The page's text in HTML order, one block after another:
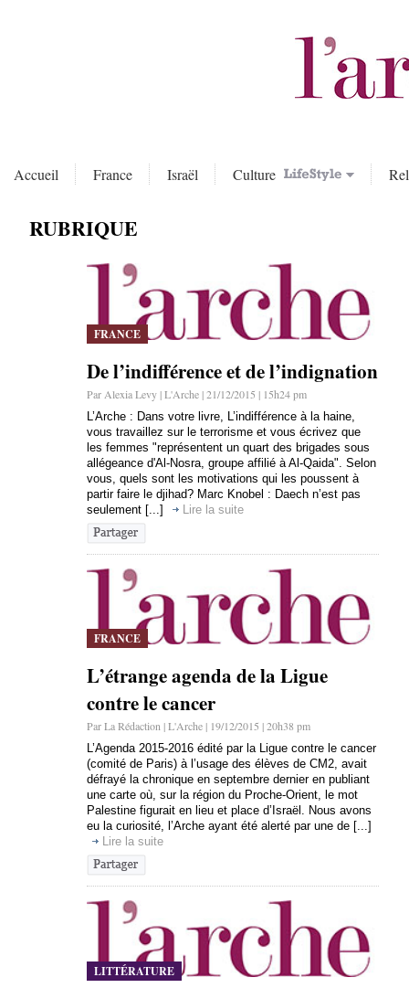
Accueil France Israël Culture
RUBRIQUE
FRANCE
De l’indifférence et de l’indignation
Par Alexia Levy | L'Arche | 21/12/2015 | 15h24 pm
L’Arche : Dans votre livre, L’indifférence à la haine,
vous travaillez sur le terrorisme et vous écrivez que
les femmes "représentent un quart des brigades sous
allégeance d'Al-Nosra, groupe affilié à Al-Qaida". Selon
vous, quels sont les motivations qui les poussent à
partir faire le djihad? Marc Knobel : Daech n’est pas
seulement [...]
Lire la suite
FRANCE
L’étrange agenda de la Ligue
contre le cancer
Par La Rédaction | L'Arche | 19/12/2015 | 20h38 pm
L’Agenda 2015-2016 édité par la Ligue contre le cancer
(comité de Paris) à l’usage des élèves de CM2, avait
défrayé la chronique en septembre dernier en publiant
une carte où, sur la région du Proche-Orient, le mot
Palestine figurait en lieu et place d’Israël. Nous avons
eu la curiosité, l’Arche ayant été alerté par une de [...]
Lire la suite
LITTÉRATURE